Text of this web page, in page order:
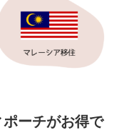
ーチがお得で